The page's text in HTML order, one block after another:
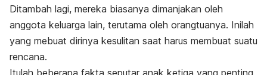
Ditambah lagi, mereka biasanya dimanjakan oleh
anggota keluarga lain, terutama oleh orangtuanya. Inilah
yang mebuat dirinya kesulitan saat harus membuat suatu
rencana.